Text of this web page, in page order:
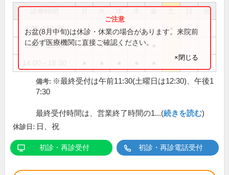
祝
8:45～13:30
9:00～12:30 ● ● ● ●
お盆(8月中旬)は休診・休業の場合があります。来院前
に必ず医療機関に直接ご確認ください。
×閉じる
備考: ※最終受付は午前11:30(土曜日は12:30)、午後1
7:30
最終受付時間は、営業終了時間の1...(続きを読む)
休診日: 日、祝
初診・再診受付 初診・再診電話受付